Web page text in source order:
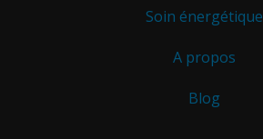
Soin énergétique
A propos
Blog